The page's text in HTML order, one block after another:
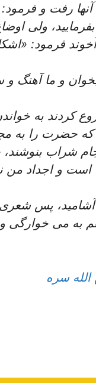
رفت و فرمود:
ولى
فرمود:
و ما آهنگ و
كردند به
كه حضرت را
شراب
و اجداد من
پس شعرى
به مى‏ خوارگى
سره